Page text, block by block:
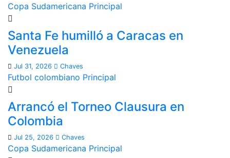
Copa Sudamericana Principal
Santa Fe humilló a Caracas en
Venezuela
Jul 31, 2026 Chaves
Futbol colombiano Principal
Arrancó el Torneo Clausura en
Colombia
Jul 25, 2026 Chaves
Copa Sudamericana Principal